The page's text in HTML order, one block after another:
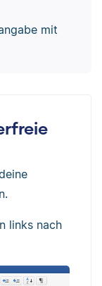
mit
links nach